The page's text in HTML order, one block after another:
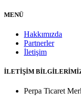
MENÜ
Hakkımızda
Partnerler
İletişim
İLETİŞİM
Perpa Ticaret